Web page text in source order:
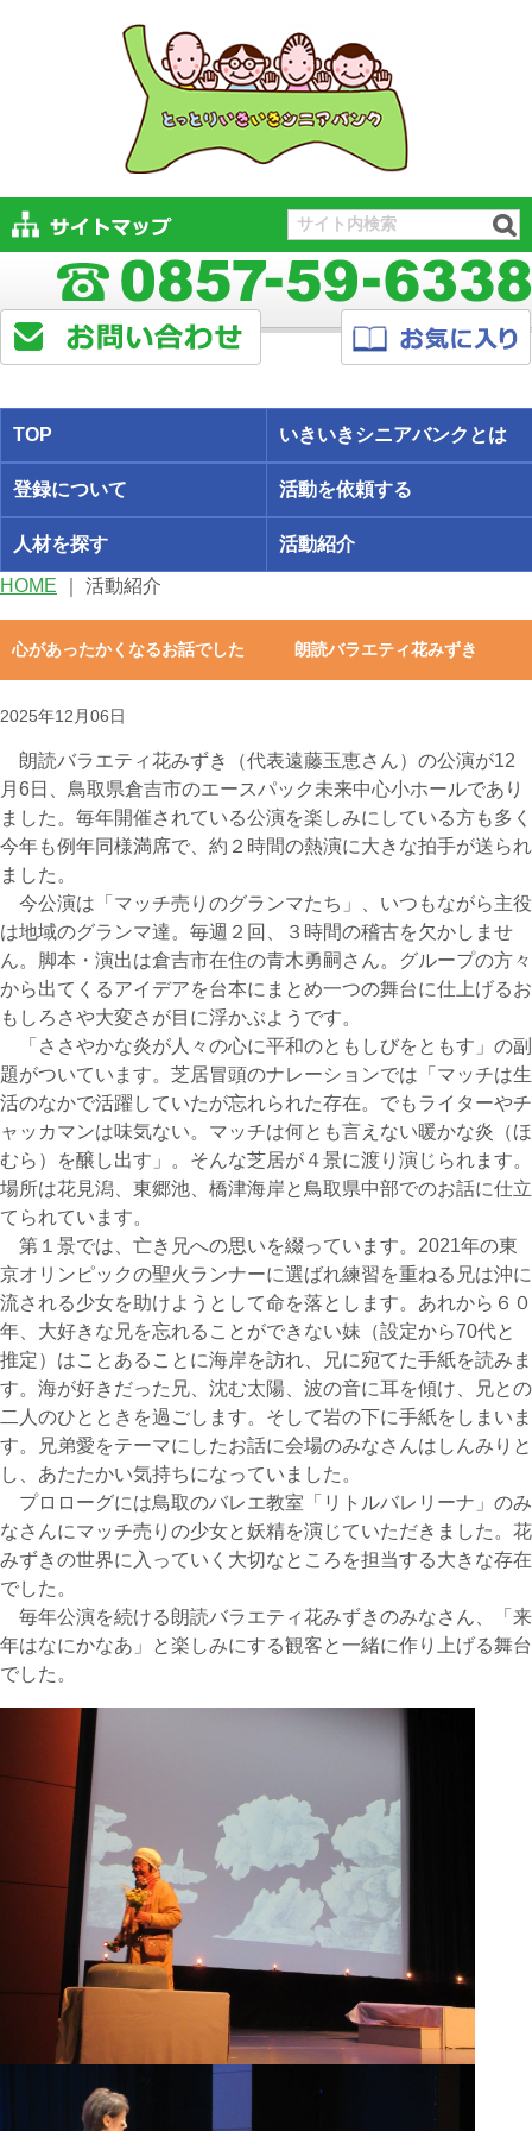
TOP いきいきシニアバンクとは
登録について 活動を依頼する
人材を探す 活動紹介
HOME 活動紹介
心があったかくなるお話でした 朗読バラエティ花みずき
2025年12月06日
朗読バラエティ花みずき（代表遠藤玉恵さん）の公演が12
月6日、鳥取県倉吉市のエースパック未来中心小ホールであり
ました。毎年開催されている公演を楽しみにしている方も多く
今年も例年同様満席で、約２時間の熱演に大きな拍手が送られ
ました。
今公演は「マッチ売りのグランマたち」、いつもながら主役
は地域のグランマ達。毎週２回、３時間の稽古を欠かしませ
ん。脚本・演出は倉吉市在住の青木勇嗣さん。グループの方々
から出てくるアイデアを台本にまとめ一つの舞台に仕上げるお
もしろさや大変さが目に浮かぶようです。
「ささやかな炎が人々の心に平和のともしびをともす」の副
題がついています。芝居冒頭のナレーションでは「マッチは生
活のなかで活躍していたが忘れられた存在。でもライターやチ
ャッカマンは味気ない。マッチは何とも言えない暖かな炎（ほ
むら）を醸し出す」。そんな芝居が４景に渡り演じられます。
場所は花見潟、東郷池、橋津海岸と鳥取県中部でのお話に仕立
てられています。
第１景では、亡き兄への思いを綴っています。2021年の東
京オリンピックの聖火ランナーに選ばれ練習を重ねる兄は沖に
流される少女を助けようとして命を落とします。あれから６０
年、大好きな兄を忘れることができない妹（設定から70代と
推定）はことあることに海岸を訪れ、兄に宛てた手紙を読みま
す。海が好きだった兄、沈む太陽、波の音に耳を傾け、兄との
二人のひとときを過ごします。そして岩の下に手紙をしまいま
す。兄弟愛をテーマにしたお話に会場のみなさんはしんみりと
し、あたたかい気持ちになっていました。
プロローグには鳥取のバレエ教室「リトルバレリーナ」のみ
なさんにマッチ売りの少女と妖精を演じていただきました。花
みずきの世界に入っていく大切なところを担当する大きな存在
でした。
毎年公演を続ける朗読バラエティ花みずきのみなさん、「来
年はなにかなあ」と楽しみにする観客と一緒に作り上げる舞台
でした。